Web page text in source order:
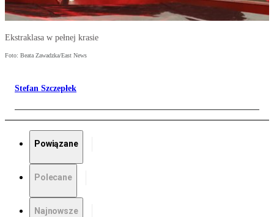
Ekstraklasa w pełnej krasie
Foto: Beata Zawadzka/East News
Stefan Szczepłek
Powiązane
Polecane
Najnowsze